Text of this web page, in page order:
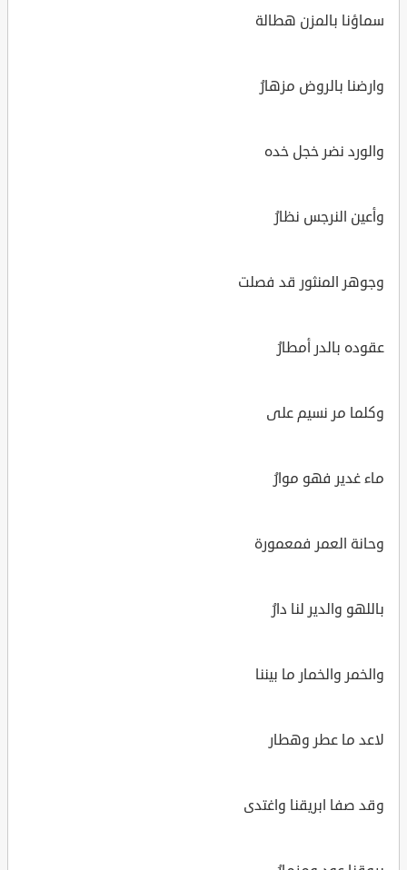
سماؤنا بالمزن هطالة
وارضنا بالروض مزهارُ
والورد نضر خجل خده
وأعين النرجس نظارُ
وجوهر المنثور قد فصلت
عقوده بالدر أمطارُ
وكلما مر نسيم على
ماء غدير فهو موارُ
وحانة العمر فمعمورة
باللهو والدير لنا دارُ
والخمر والخمار ما بيننا
لاعد ما عطر وهطار
وقد صفا ابريقنا واغتدى